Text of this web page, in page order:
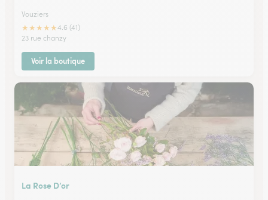
Vouziers
★★★★★4.6 (41)
23 rue chanzy
Voir la boutique
La Rose D’or